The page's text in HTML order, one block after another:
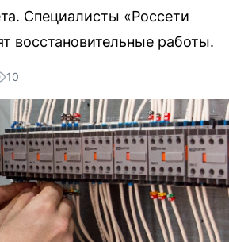
Специалисты «Россети
восстановительные работы.
10